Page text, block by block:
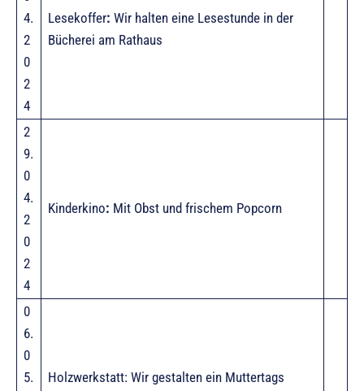
4.
2
0
2
4
Lesekoffer: Wir halten eine Lesestunde in der
Bücherei am Rathaus
2
9.
0
4.
2
0
2
4
Kinderkino: Mit Obst und frischem Popcorn
0
6.
0
5.
Holzwerkstatt: Wir gestalten ein Muttertags